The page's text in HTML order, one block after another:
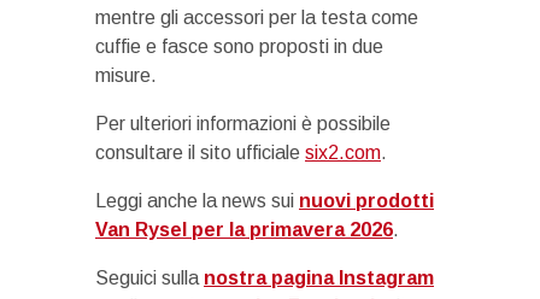
mentre gli accessori per la testa come
cuffie e fasce sono proposti in due
misure.
Per ulteriori informazioni è possibile
consultare il sito ufficiale six2.com.
Leggi anche la news sui nuovi prodotti
Van Rysel per la primavera 2026.
Seguici sulla nostra pagina Instagram